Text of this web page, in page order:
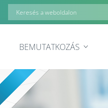
BEMUTATKOZÁS